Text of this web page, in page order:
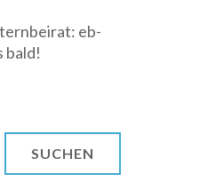
eb-
bald!
SUCHEN